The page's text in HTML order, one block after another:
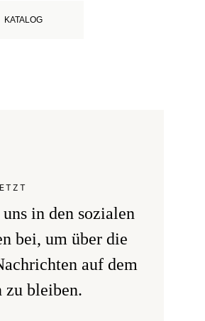
KATALOG
in den sozialen
bei, um über die
auf dem
zu bleiben.